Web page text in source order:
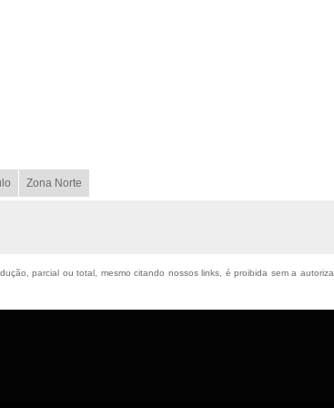
Zona Norte
parcial ou total, mesmo citando nossos links, é proibida sem a